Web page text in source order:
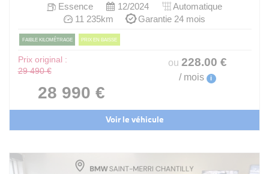
Essence 12/2024
Automatique
11 235km
Garantie 24 mois
FAIBLE KILOMÉTRAGE PRIX EN BAISSE
Prix original :
29 490 €
28 990 €
ou 228.00 €
/ mois i
Voir le véhicule